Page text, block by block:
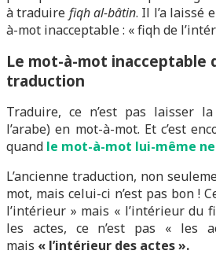
à traduire fiqh al-bâtin. Il l’a laissé
à-mot inacceptable : « fiqh de
Le mot-à-mot inacceptable
traduction
Traduire, ce n’est pas laisser
l’arabe) en mot-à-mot. Et c’est
quand le mot-à-mot lui-même
L’ancienne traduction, non
mot, mais celui-ci n’est pas bon !
l’intérieur » mais « l’intérieur du
les actes, ce n’est pas « les
mais « l’intérieur des actes ».